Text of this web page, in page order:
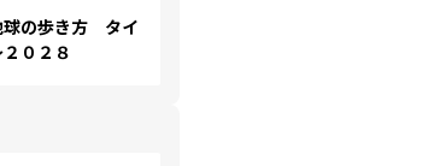
の歩き方 タイ
０２８